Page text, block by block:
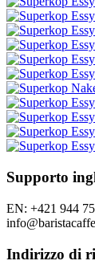
Supporto
EN: +421 944
Indirizzo di